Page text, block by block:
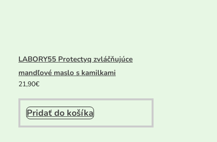
LABORY55 Protectyq zvláčňujúce
mandľové maslo s kamilkami
21,90€
Pridať do košíka